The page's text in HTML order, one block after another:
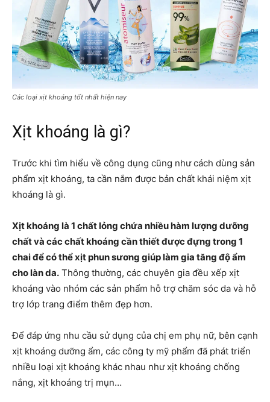
Các loại xịt khoáng tốt nhất hiện nay
Xịt khoáng là gì?
Trước khi tìm hiểu về công dụng cũng như cách dùng sản
phẩm xịt khoáng, ta cần nắm được bản chất khái niệm xịt
khoáng là gì.
Xịt khoáng là 1 chất lỏng chứa nhiều hàm lượng dưỡng
chất và các chất khoáng cần thiết được đựng trong 1
chai để có thể xịt phun sương giúp làm gia tăng độ ẩm
cho làn da. Thông thường, các chuyên gia đều xếp xịt
khoáng vào nhóm các sản phẩm hỗ trợ chăm sóc da và hỗ
trợ lớp trang điểm thêm đẹp hơn.
Để đáp ứng nhu cầu sử dụng của chị em phụ nữ, bên cạnh
xịt khoáng dưỡng ẩm, các công ty mỹ phẩm đã phát triển
nhiều loại xịt khoáng khác nhau như xịt khoáng chống
nắng, xịt khoáng trị mụn…